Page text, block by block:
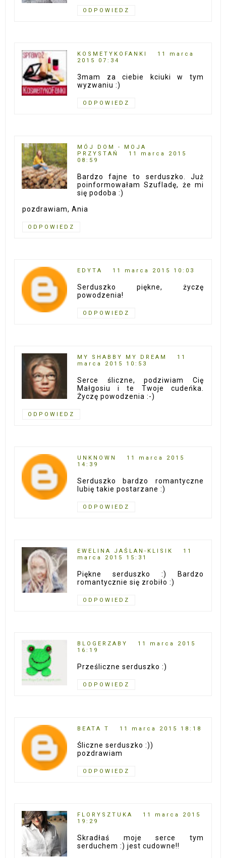
ODPOWIEDZ
KOSMETYKOFANKI
11 marca
2015 07:34
3mam za ciebie kciuki w tym
wyzwaniu :)
ODPOWIEDZ
MÓJ DOM - MOJA
PRZYSTAŃ
11 marca 2015
08:59
Bardzo fajne to serduszko. Już
poinformowałam Szufladę, że mi
się podoba :)
pozdrawiam, Ania
ODPOWIEDZ
EDYTA 11 marca 2015 10:03
Serduszko piękne, życzę
powodzenia!
ODPOWIEDZ
MY SHABBY MY DREAM
11
marca 2015 10:53
Serce śliczne, podziwiam Cię
Małgosiu i te Twoje cudeńka.
Życzę powodzenia :-)
ODPOWIEDZ
UNKNOWN
11 marca 2015
14:39
Serduszko bardzo romantyczne
lubię takie postarzane :)
ODPOWIEDZ
EWELINA JAŚLAN-KLISIK
11
marca 2015 15:31
Piękne serduszko :) Bardzo
romantycznie się zrobiło :)
ODPOWIEDZ
BLOGERZABY
11 marca 2015
16:19
Prześliczne serduszko :)
ODPOWIEDZ
BEATA T 11 marca 2015 18:18
Śliczne serduszko :))
pozdrawiam
ODPOWIEDZ
FLORYSZTUKA
11 marca 2015
19:29
Skradłaś moje serce tym
serduchem :) jest cudowne!!